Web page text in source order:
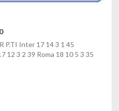
P.TI Inter 17 14 3 1 45
12 3 2 39 Roma 18 10 5 3 35